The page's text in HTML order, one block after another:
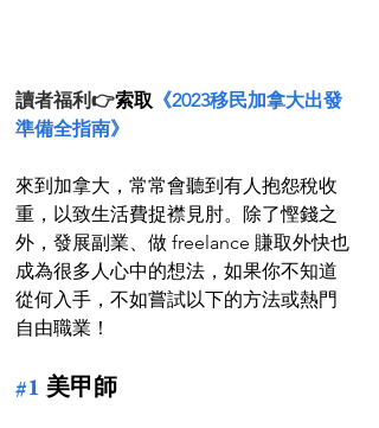
讀者福利👉索取 《2023移民加拿大出發
準備全指南》
來到加拿大，常常會聽到有人抱怨稅收
重，以致生活費捉襟見肘。除了慳錢之
外，發展副業、做 freelance 賺取外快也
成為很多人心中的想法，如果你不知道
從何入手，不如嘗試以下的方法或熱門
自由職業！
#1 美甲師